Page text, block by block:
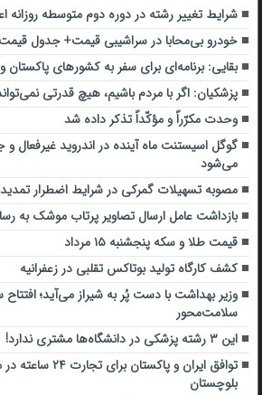
شرایط تغییر رشته در دوره دوم متوسطه روزانه
خودرو بی‌محابا در سراشیبی قیمت+ جدول قیمت
بقایی: برنامه‌ای برای سفر به کشورهای پاکستان و
پزشکیان: اگر با مردم باشیم، هیچ قدرتی
وحدت مکرّراً و مؤکّداً تذکر داده شد
گوگل اسیستنت ماه آینده در اندروید غیرفعال و
می‌شود
مصوبه تسهیلات گمرکی در شرایط اضطرار
بازداشت عامل ارسال تصاویر پرتاب موشک به
قیمت طلا و سکه پنجشنبه ۱۵ مرداد
کشف کارگاه تولید بوتاکس تقلبی در زعفرانیه
وزیر بهداشت با دست پُر به شیراز می‌آید؛ افتتاح
سلامت‌محور
این ۳ رشته پزشکی در دانشگاه‌ها مشتری ندارد!
توافق ایران و پاکستان
بلوچستان